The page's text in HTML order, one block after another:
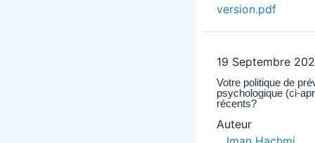
version.pdf
19 Septembre
Votre politique de
psychologique (ci-
récents?
Auteur